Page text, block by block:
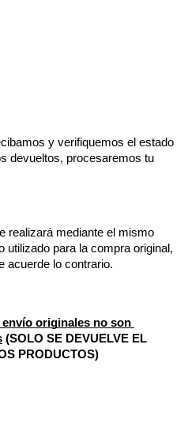
y verifiquemos el estado
devueltos, procesaremos tu
realizará mediante el mismo
utilizado para la compra original,
acuerde lo contrario.
envío originales no son
(SOLO SE DEVUELVE EL
PRODUCTOS)